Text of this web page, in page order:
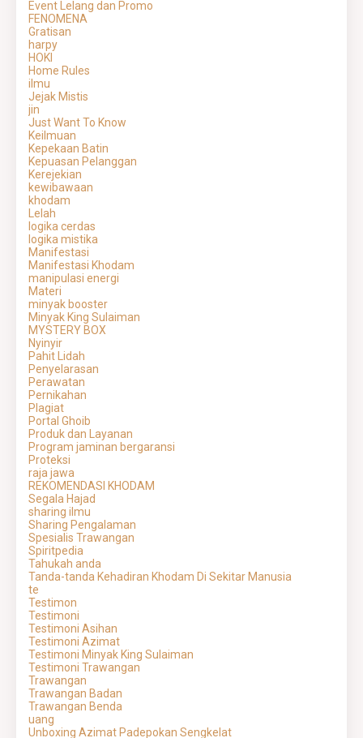
Event Lelang dan Promo
FENOMENA
Gratisan
harpy
HOKI
Home Rules
ilmu
Jejak Mistis
jin
Just Want To Know
Keilmuan
Kepekaan Batin
Kepuasan Pelanggan
Kerejekian
kewibawaan
khodam
Lelah
logika cerdas
logika mistika
Manifestasi
Manifestasi Khodam
manipulasi energi
Materi
minyak booster
Minyak King Sulaiman
MYSTERY BOX
Nyinyir
Pahit Lidah
Penyelarasan
Perawatan
Pernikahan
Plagiat
Portal Ghoib
Produk dan Layanan
Program jaminan bergaransi
Proteksi
raja jawa
REKOMENDASI KHODAM
Segala Hajad
sharing ilmu
Sharing Pengalaman
Spesialis Trawangan
Spiritpedia
Tahukah anda
Tanda-tanda Kehadiran Khodam Di Sekitar Manusia
te
Testimon
Testimoni
Testimoni Asihan
Testimoni Azimat
Testimoni Minyak King Sulaiman
Testimoni Trawangan
Trawangan
Trawangan Badan
Trawangan Benda
uang
Unboxing Azimat Padepokan Sengkelat